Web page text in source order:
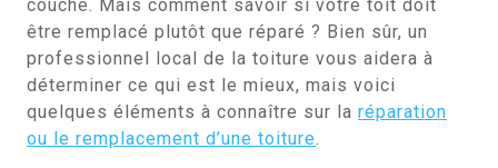
couche. Mais comment savoir si votre toit doit
être remplacé plutôt que réparé ? Bien sûr, un
professionnel local de la toiture vous aidera à
déterminer ce qui est le mieux, mais voici
quelques éléments à connaître sur la réparation
ou le remplacement d’une toiture.